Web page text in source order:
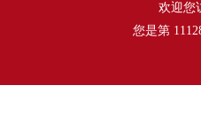
欢迎您
您是第